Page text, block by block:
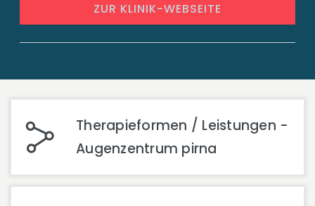
ZUR KLINIK-WEBSEITE
Therapieformen / Leistungen -
Augenzentrum pirna